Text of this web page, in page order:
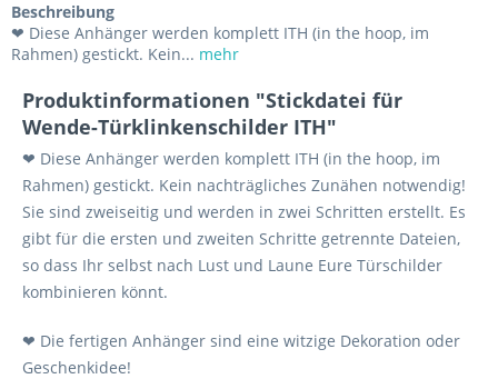
Beschreibung
❤ Diese Anhänger werden komplett ITH (in the hoop, im
Rahmen) gestickt. Kein... mehr
Produktinformationen "Stickdatei für
Wende-Türklinkenschilder ITH"
❤ Diese Anhänger werden komplett ITH (in the hoop, im
Rahmen) gestickt. Kein nachträgliches Zunähen notwendig!
Sie sind zweiseitig und werden in zwei Schritten erstellt. Es
gibt für die ersten und zweiten Schritte getrennte Dateien,
so dass Ihr selbst nach Lust und Laune Eure Türschilder
kombinieren könnt.
❤ Die fertigen Anhänger sind eine witzige Dekoration oder
Geschenkidee!